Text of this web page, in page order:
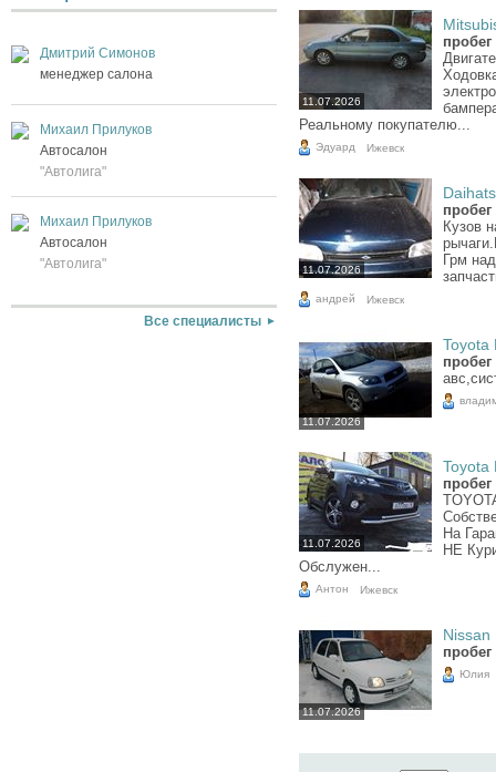
Дмитрий Симонов
менеджер салона
Михаил Прилуков
Автосалон
"Автолига"
Михаил Прилуков
Автосалон
"Автолига"
Все специалисты
11.07.2026
Реальному покупателю...
Эдуард Ижевск
11.07.2026
Кузов
Грм
андрей Ижевск
11.07.2026
Toyota
11.07.2026
Toyota
На
НЕ
Обслужен...
Антон Ижевск
11.07.2026
Nissan
Юлия